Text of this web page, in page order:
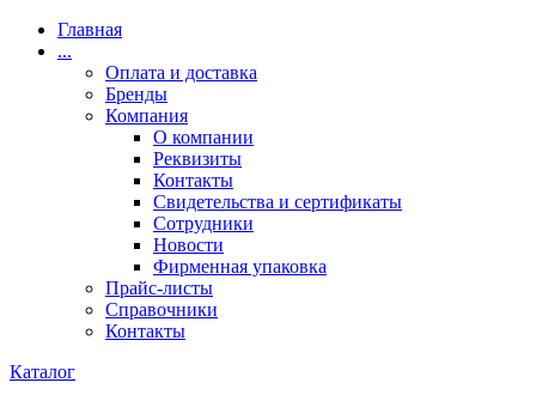
Главная
...
Оплата и доставка
Бренды
Компания
О компании
Реквизиты
Контакты
Свидетельства и сертификаты
Сотрудники
Новости
Фирменная упаковка
Прайс-листы
Справочники
Контакты
Каталог